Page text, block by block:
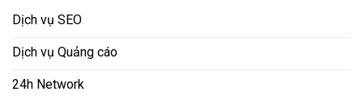
Dịch vụ SEO
Dịch vụ Quảng cáo
24h Network